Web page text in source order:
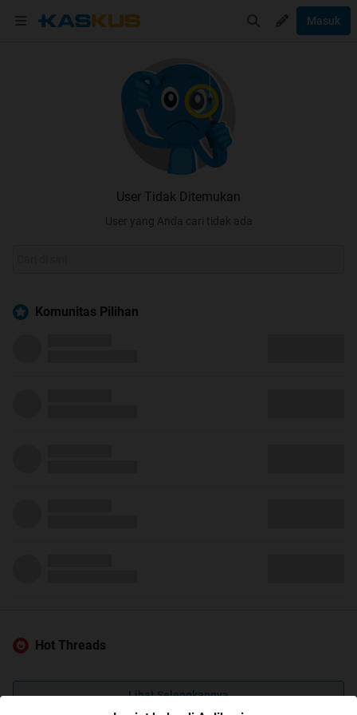
Masuk
User Tidak Ditemukan
User yang Anda cari tidak ada
Komunitas Pilihan
Hot Threads
Lihat Selengkapnya